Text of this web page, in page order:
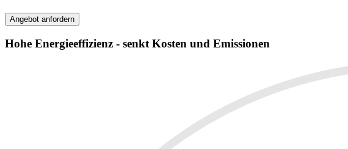
Angebot anfordern
Hohe Energieeffizienz - senkt Kosten und Emissionen